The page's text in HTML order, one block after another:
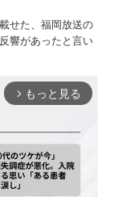
せた、福岡放送の
響があったと言い
arrow_forward_ios もっと見る